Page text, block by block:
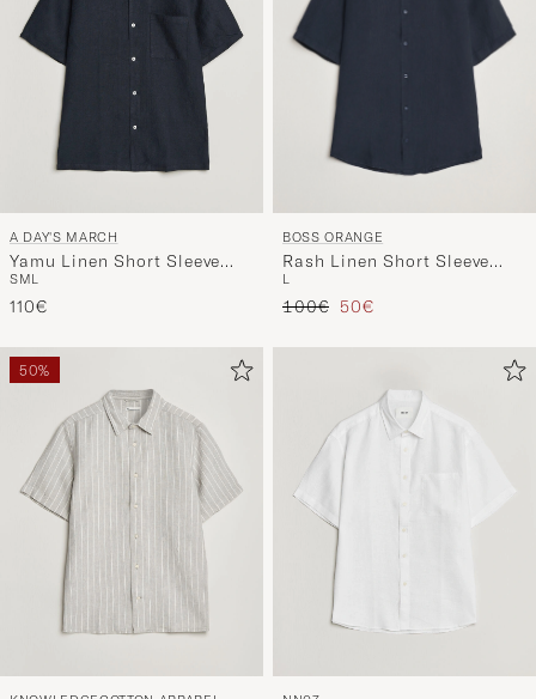
A DAY'S MARCH
Yamu Linen Short Sleeve
Shirt Navy
SML
110€
BOSS ORANGE
Rash Linen Short Sleeve
Shirt Dark Blue
L
Regulärer Preis
100€ Reduzierter Preis
50€
50%